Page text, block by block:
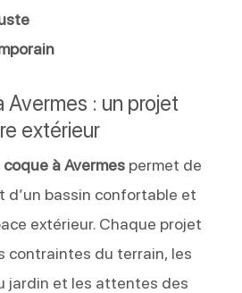
Avermes : un projet
extérieur
à Avermespermet de
d’un bassin confortable et
extérieur. Chaque projet
contraintes du terrain, les
jardin et les attentes des